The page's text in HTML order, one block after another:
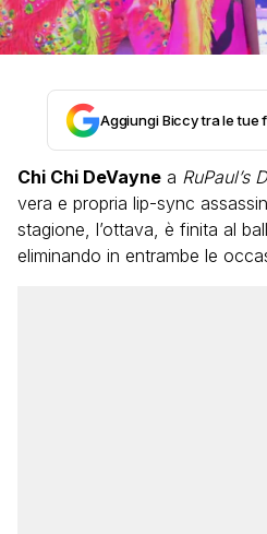
Aggiungi Biccy tra le tue
Chi Chi DeVayne a RuPaul’s
vera e propria lip-sync
stagione, l’ottava, è finita al
eliminando in entrambe le